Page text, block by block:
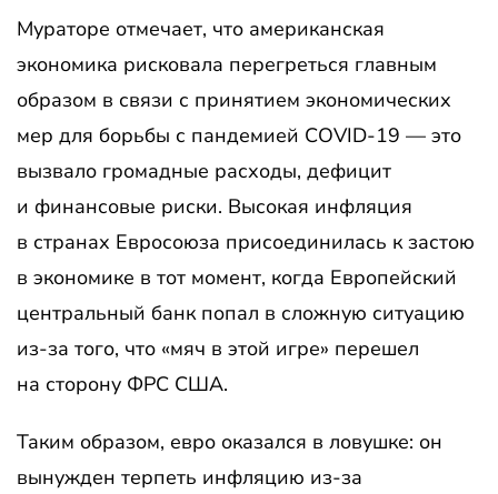
Мураторе отмечает, что американская
экономика рисковала перегреться главным
образом в связи с принятием экономических
мер для борьбы с пандемией COVID-19 — это
вызвало громадные расходы, дефицит
и финансовые риски. Высокая инфляция
в странах Евросоюза присоединилась к застою
в экономике в тот момент, когда Европейский
центральный банк попал в сложную ситуацию
из-за того, что «мяч в этой игре» перешел
на сторону ФРС США.
Таким образом, евро оказался в ловушке: он
вынужден терпеть инфляцию из-за